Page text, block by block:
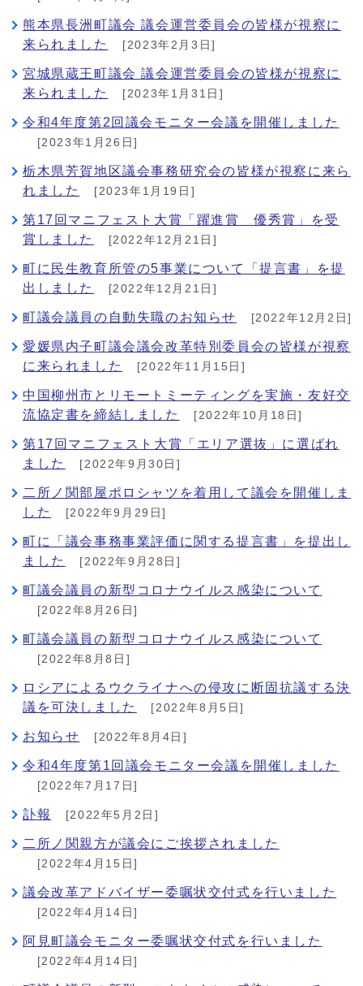
熊本県長洲町議会 議会運営委員会の皆様が視察に
来られました
[2023年2月3日]
宮城県蔵王町議会 議会運営委員会の皆様が視察に
来られました
[2023年1月31日]
令和4年度第2回議会モニター会議を開催しました
[2023年1月26日]
栃木県芳賀地区議会事務研究会の皆様が視察に来ら
れました
[2023年1月19日]
第17回マニフェスト大賞「躍進賞 優秀賞」を受
賞しました
[2022年12月21日]
町に民生教育所管の5事業について「提言書」を提
出しました
[2022年12月21日]
町議会議員の自動失職のお知らせ [2022年12月2日]
愛媛県内子町議会議会改革特別委員会の皆様が視察
に来られました
[2022年11月15日]
中国柳州市とリモートミーティングを実施・友好交
流協定書を締結しました
[2022年10月18日]
第17回マニフェスト大賞「エリア選抜」に選ばれ
ました
[2022年9月30日]
二所ノ関部屋ポロシャツを着用して議会を開催しま
した
[2022年9月29日]
町に「議会事務事業評価に関する提言書」を提出し
ました
[2022年9月28日]
町議会議員の新型コロナウイルス感染について
[2022年8月26日]
町議会議員の新型コロナウイルス感染について
[2022年8月8日]
ロシアによるウクライナへの侵攻に断固抗議する決
議を可決しました
[2022年8月5日]
お知らせ [2022年8月4日]
令和4年度第1回議会モニター会議を開催しました
[2022年7月17日]
訃報 [2022年5月2日]
二所ノ関親方が議会にご挨拶されました
[2022年4月15日]
議会改革アドバイザー委嘱状交付式を行いました
[2022年4月14日]
阿見町議会モニター委嘱状交付式を行いました
[2022年4月14日]